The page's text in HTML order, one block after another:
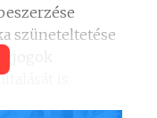
szüneteltetése
is.